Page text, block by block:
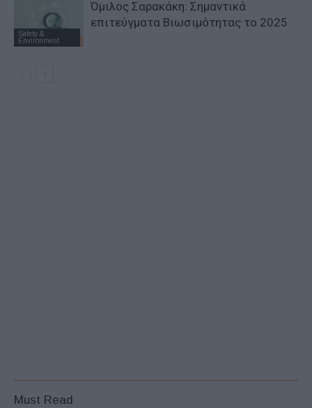
Safety &
Environment
Όμιλος Σαρακάκη: Σημαντικά
επιτεύγματα Βιωσιμότητας το 2025
Must Read